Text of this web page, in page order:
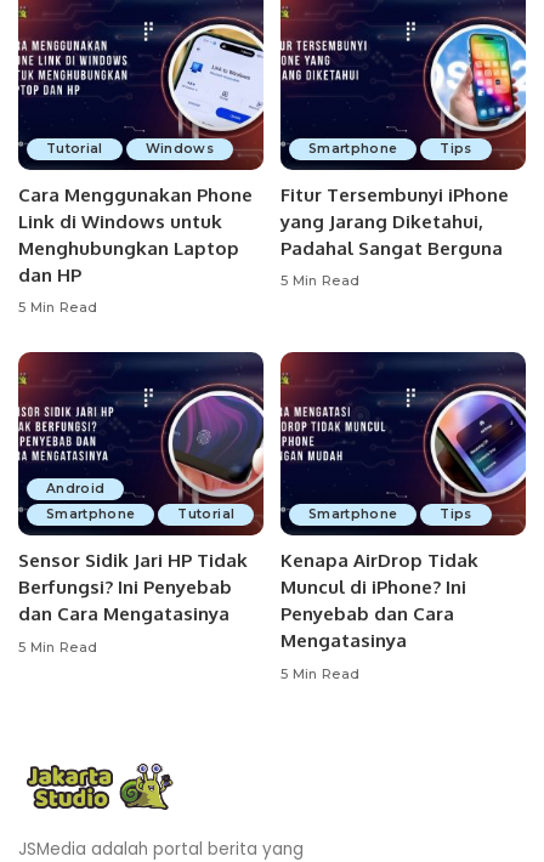
Tutorial Windows
Cara Menggunakan Phone
Link di Windows untuk
Menghubungkan Laptop
dan HP
5 Min Read
Smartphone Tips
Fitur Tersembunyi iPhone
yang Jarang Diketahui,
Padahal Sangat Berguna
5 Min Read
Android
Smartphone
Tutorial
Sensor Sidik Jari HP Tidak
Berfungsi? Ini Penyebab
dan Cara Mengatasinya
5 Min Read
Smartphone Tips
Kenapa AirDrop Tidak
Muncul di iPhone? Ini
Penyebab dan Cara
Mengatasinya
5 Min Read
JSMedia adalah portal berita yang